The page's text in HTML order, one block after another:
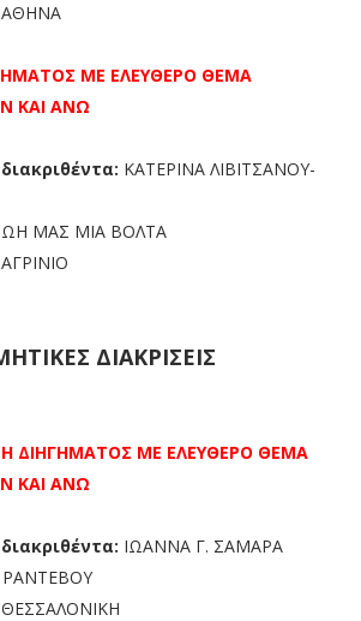
ΑΘΗΝΑ
ΜΕ ΕΛΕΥΘΕΡΟ ΘΕΜΑ
ΚΑΙ ΑΝΩ
ΚΑΤΕΡΙΝΑ ΛΙΒΙΤΣΑΝΟΥ-
ΜΑΣ ΜΙΑ ΒΟΛΤΑ
ΑΓΡΙΝΙΟ
ΔΙΑΚΡΙΣΕΙΣ
ΔΙΗΓΗΜΑΤΟΣ ΜΕ ΕΛΕΥΘΕΡΟ ΘΕΜΑ
ΚΑΙ ΑΝΩ
ΙΩΑΝΝΑ Γ. ΣΑΜΑΡΑ
ΘΕΣΣΑΛΟΝΙΚΗ